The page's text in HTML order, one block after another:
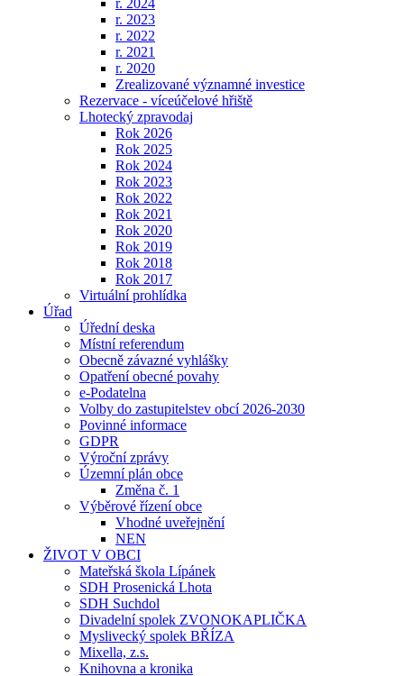
r. 2023
r. 2022
r. 2021
r. 2020
Zrealizované významné investice
Rezervace - víceúčelové hřiště
Lhotecký zpravodaj
Rok 2026
Rok 2025
Rok 2024
Rok 2023
Rok 2022
Rok 2021
Rok 2020
Rok 2019
Rok 2018
Rok 2017
Virtuální prohlídka
Úřad
Úřední deska
Místní referendum
Obecně závazné vyhlášky
Opatření obecné povahy
e-Podatelna
Volby do zastupitelstev obcí 2026-2030
Povinné informace
GDPR
Výroční zprávy
Územní plán obce
Změna č. 1
Výběrové řízení obce
Vhodné uveřejnění
NEN
ŽIVOT V OBCI
Mateřská škola Lípánek
SDH Prosenická Lhota
SDH Suchdol
Divadelní spolek ZVONOKAPLIČKA
Myslivecký spolek BŘÍZA
Mixella, z.s.
Knihovna a kronika